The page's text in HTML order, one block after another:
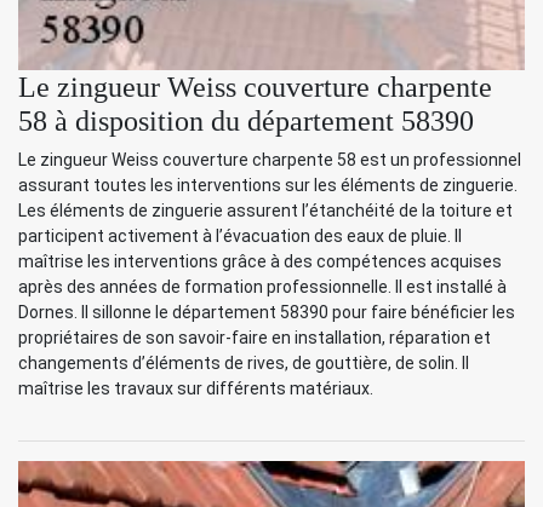
Le zingueur Weiss couverture charpente
58 à disposition du département 58390
Le zingueur Weiss couverture charpente 58 est un professionnel
assurant toutes les interventions sur les éléments de zinguerie.
Les éléments de zinguerie assurent l’étanchéité de la toiture et
participent activement à l’évacuation des eaux de pluie. Il
maîtrise les interventions grâce à des compétences acquises
après des années de formation professionnelle. Il est installé à
Dornes. Il sillonne le département 58390 pour faire bénéficier les
propriétaires de son savoir-faire en installation, réparation et
changements d’éléments de rives, de gouttière, de solin. Il
maîtrise les travaux sur différents matériaux.